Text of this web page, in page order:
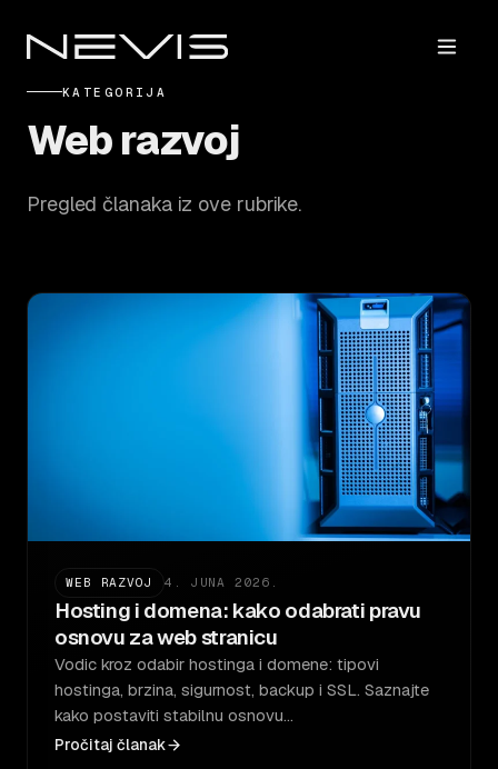
KATEGORIJA
Web razvoj
Pregled članaka iz ove rubrike.
WEB RAZVOJ 4. JUNA 2026.
Hosting i domena: kako odabrati pravu
osnovu za web stranicu
Vodic kroz odabir hostinga i domene: tipovi
hostinga, brzina, sigurnost, backup i SSL. Saznajte
kako postaviti stabilnu osnovu…
Pročitaj članak